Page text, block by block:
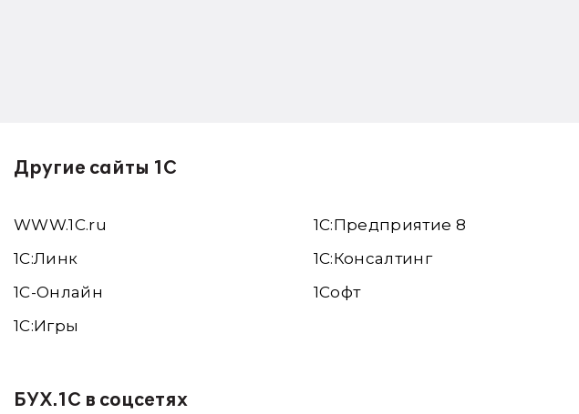
Другие сайты 1С
WWW.1С.ru
1С:Линк
1С-Онлайн
1C:Игры
1С:Предприятие 8
1С:Консалтинг
1Софт
БУХ.1С в соцсетях